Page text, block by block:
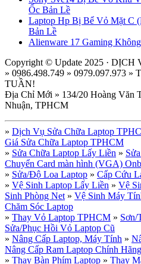
Ốc Bản Lề
Laptop Hp Bị Bể Vỏ Mặt C
Bản Lề
Alienware 17 Gaming
Copyright © Update 2025 ·
» 0986.498.749 » 0979.097.973
TUẦN!
Địa Chỉ Mới » 134/20 Hoàng Văn
Nhuận, TPHCM
» Dịch Vụ Sửa Chữa Laptop
Giá Sửa Chữa Laptop TPHCM
» Sửa Chữa Laptop Lấy Liền »
Chuyển Card màn hình (VGA)
» Sửa/Độ Loa Laptop » Cấp Cứu
» Vệ Sinh Laptop Lấy Liền » Vệ
Sinh Phòng Net » Vệ Sinh Máy
Chăm Sóc Laptop
» Thay Vỏ Laptop TPHCM » Sơn/
Sửa/Phục Hồi Vỏ Laptop Cũ
» Nâng Cấp Laptop, Máy Tính »
Nâng Cấp Ram Laptop Chính Hãng
» Thay Bàn Phím Laptop » Thay